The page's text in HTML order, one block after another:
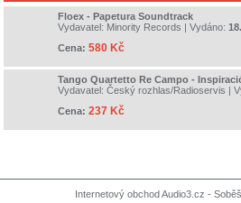
Floex - Papetura Soundtrack
Vydavatel: Minority Records | Vydáno:
Cena: 580 Kč
Tango Quartetto Re Campo -
Vydavatel: Český rozhlas/Radioservis |
Cena: 237 Kč
Internetový obchod Audio3.cz -